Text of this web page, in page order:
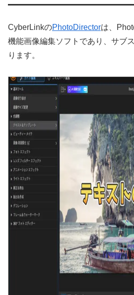
CyberLinkのPhotoDirectorは、
機能画像編集ソフトであり、サブ
ります。